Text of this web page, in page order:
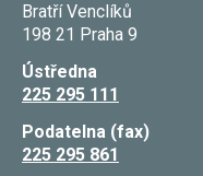
Bratří Venclíků
198 21 Praha 9
Ústředna
225 295 111
Podatelna (fax)
225 295 861